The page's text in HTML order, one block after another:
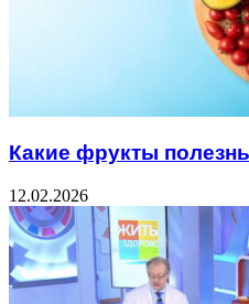
Какие фрукты
12.02.2026